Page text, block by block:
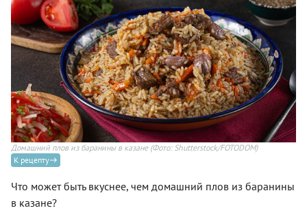
Домашний плов из баранины в казане(Фото: Shutterstock/FOTODOM)
К рецепту
Что может быть вкуснее, чем домашний плов из баранины
в казане?